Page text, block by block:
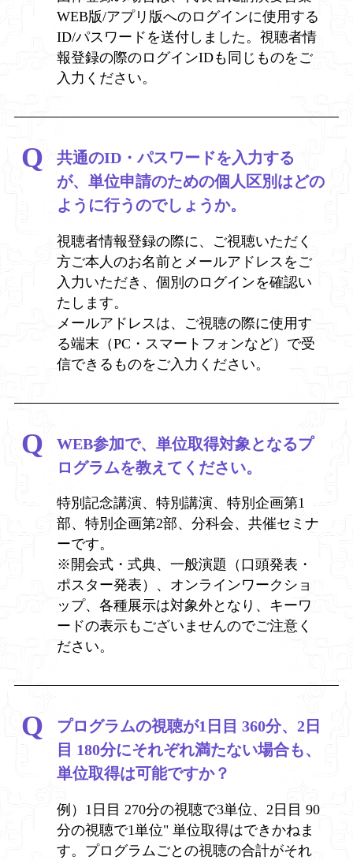
WEB版/アプリ版へのログインに使用する
ID/パスワードを送付しました。視聴者情
報登録の際のログインIDも同じものをご
入力ください。
共通のID・パスワードを入力する
が、単位申請のための個人区別はどの
ように行うのでしょうか。
視聴者情報登録の際に、ご視聴いただく
方ご本人のお名前とメールアドレスをご
入力いただき、個別のログインを確認い
たします。
メールアドレスは、ご視聴の際に使用す
る端末（PC・スマートフォンなど）で受
信できるものをご入力ください。
WEB参加で、単位取得対象となるプ
ログラムを教えてください。
特別記念講演、特別講演、特別企画第1
部、特別企画第2部、分科会、共催セミナ
ーです。
※開会式・式典、一般演題（口頭発表・
ポスター発表）、オンラインワークショ
ップ、各種展示は対象外となり、キーワ
ードの表示もございませんのでご注意く
ださい。
プログラムの視聴が1日目 360分、2日
目 180分にそれぞれ満たない場合も、
単位取得は可能ですか？
例）1日目 270分の視聴で3単位、2日目 90
分の視聴で1単位" 単位取得はできかねま
す。プログラムごとの視聴の合計がそれ